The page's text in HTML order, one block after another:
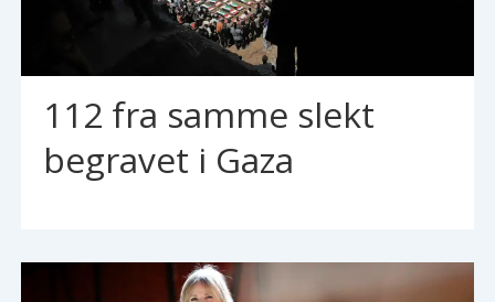
112 fra samme slekt
begravet i Gaza